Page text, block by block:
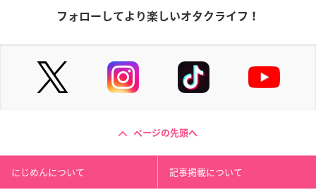
フォローしてより楽しいオタクライフ！
ページの先頭へ
にじめんについて 記事掲載について